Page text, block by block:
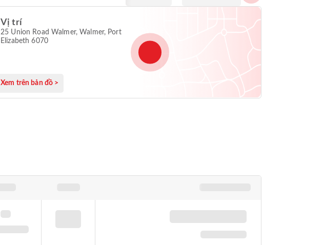
Vị trí
25 Union Road Walmer, Walmer, Port
Elizabeth 6070
Xem trên bản đồ >